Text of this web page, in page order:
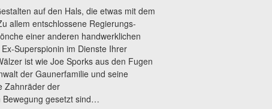
auf den Hals, die etwas mit dem
allem entschlossene Regierungs-
einer anderen handwerklichen
Superspionin im Dienste Ihrer
ist wie Joe Sporks aus den Fugen
der Gaunerfamilie und seine
Zahnräder der
Bewegung gesetzt sind…